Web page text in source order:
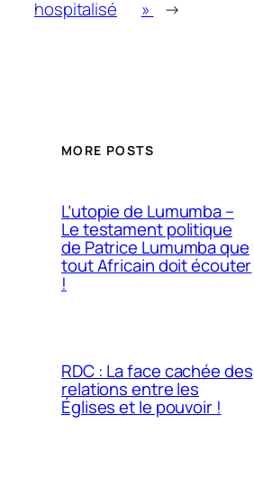
hospitalisé
»
→
MORE POSTS
L’utopie de Lumumba –
Le testament politique
de Patrice Lumumba que
tout Africain doit écouter
!
RDC : La face cachée des
relations entre les
Églises et le pouvoir !